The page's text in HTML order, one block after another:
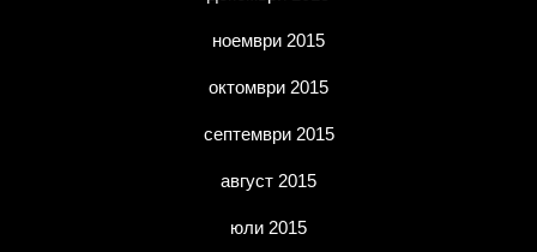
ноември 2015
октомври 2015
септември 2015
август 2015
юли 2015